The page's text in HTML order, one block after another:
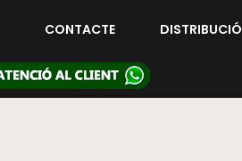
CONTACTE DISTRIBUCIÓ